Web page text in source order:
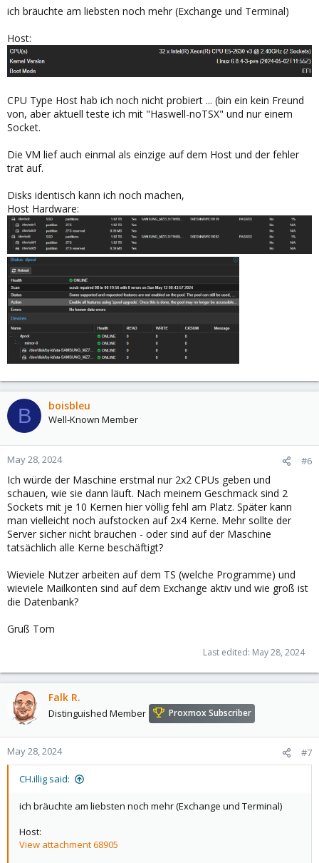
ich bräuchte am liebsten noch mehr (Exchange und Terminal)
Host:
CPU Type Host hab ich noch nicht probiert ... (bin ein kein Freund
von, aber aktuell teste ich mit "Haswell-noTSX" und nur einem
Socket.
Die VM lief auch einmal als einzige auf dem Host und der fehler
trat auf.
Disks identisch kann ich noch machen,
Host Hardware:
B boisbleu
Well-Known Member
May 28, 2024 #6
Ich würde der Maschine erstmal nur 2x2 CPUs geben und
schauen, wie sie dann läuft. Nach meinem Geschmack sind 2
Sockets mit je 10 Kernen hier völlig fehl am Platz. Später kann
man vielleicht noch aufstocken auf 2x4 Kerne. Mehr sollte der
Server sicher nicht brauchen - oder sind auf der Maschine
tatsächlich alle Kerne beschäftigt?
Wieviele Nutzer arbeiten auf dem TS (welche Programme) und
wieviele Mailkonten sind auf dem Exchange aktiv und wie groß ist
die Datenbank?
Gruß Tom
Last edited: May 28, 2024
Falk R.
Distinguished Member Proxmox Subscriber
May 28, 2024 #7
CH.illig said:
ich bräuchte am liebsten noch mehr (Exchange und Terminal)
Host:
View attachment 68905